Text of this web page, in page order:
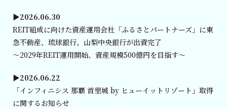
▶︎2026.06.30
REIT組成に向けた資産運用会社「ふるさとパートナーズ」に東
急不動産、琉球銀行、山梨中央銀行が出資完了
～2029年REIT運用開始、資産規模500億円を目指す～
▶︎2026.06.22
「インフィニシス 那覇 首里城 by ヒューイットリゾート」取得
に関する お知らせ